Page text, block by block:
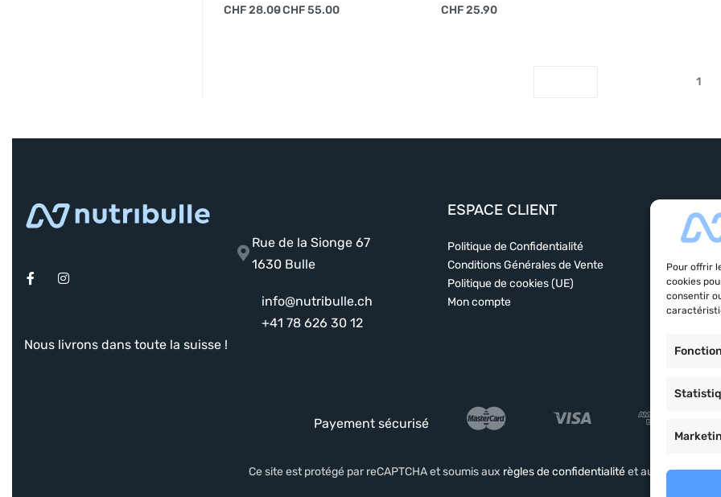
Pour offrir
cookies
consentir
CHF28.00CHF55.00 CHF25.90
1
Rue de la Sionge 67
1630 Bulle
info@nutribulle.ch
+41 78 626 30 12
Nous livrons dans toute la suisse !
ESPACE CLIENT
Politique de Confidentialité
Conditions Générales de Vente
Politique de cookies (UE)
Mon compte
MENU
Nutrition
Sphère
Marques
Payement sécurisé
Ce site est protégé par reCAPTCHA et soumis aux règles de confidentialitéet aux conditions